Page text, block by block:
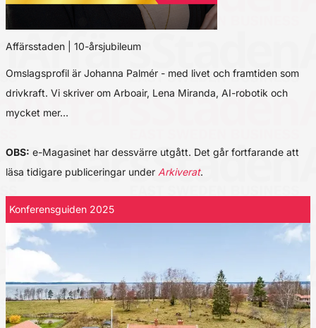
Affärsstaden | 10-årsjubileum
Omslagsprofil är Johanna Palmér - med livet och framtiden som
drivkraft. Vi skriver om Arboair, Lena Miranda, AI-robotik och
mycket mer…
OBS: e-Magasinet har dessvärre utgått. Det går fortfarande att
läsa tidigare publiceringar under Arkiverat.
Konferensguiden 2025